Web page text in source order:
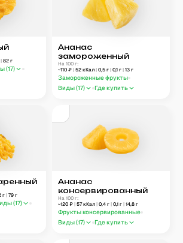
| 82 г
(17)
Ананас
замороженный
На 100 г:
~110 ₽ | 52 кКал | 0,5 г | 0,1 г | 13 г
Замороженные фрукты
Виды (17) Где купить
г| 79 г
(17)
Ананас
консервированный
На 100 г:
~120 ₽ | 57кКал | 0,4 г | 0,1 г | 14,8 г
Фрукты консервированные
Виды (17) Где купить